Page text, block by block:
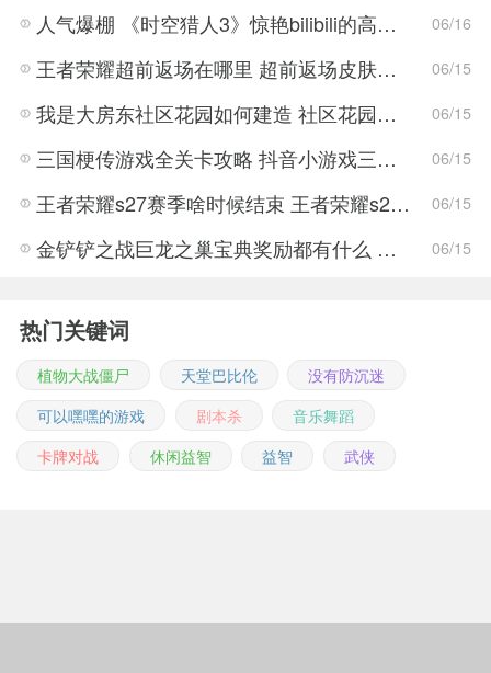
人气爆棚 《时空猎人3》惊艳bilibili的高能游戏展发布会 06/16
王者荣耀超前返场在哪里 超前返场皮肤介绍与活动一览 06/15
我是大房东社区花园如何建造 社区花园建造有什么条件 06/15
三国梗传游戏全关卡攻略 抖音小游戏三国梗传全结局一览 06/15
王者荣耀s27赛季啥时候结束 王者荣耀s27结束时间 06/15
金铲铲之战巨龙之巢宝典奖励都有什么 金铲铲之战巨龙之巢宝典奖励抢先看 06/15
热门关键词
植物大战僵尸 天堂巴比伦
没有防沉迷
可以嘿嘿的游戏
剧本杀
音乐舞蹈
卡牌对战
休闲益智 益智 武侠